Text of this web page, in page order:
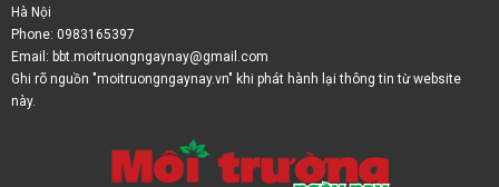
Hà Nội
Phone: 0983165397
Email: bbt.moitruongngaynay@gmail.com
Ghi rõ nguồn "moitruongngaynay.vn" khi phát hành lại thông tin từ website
này.